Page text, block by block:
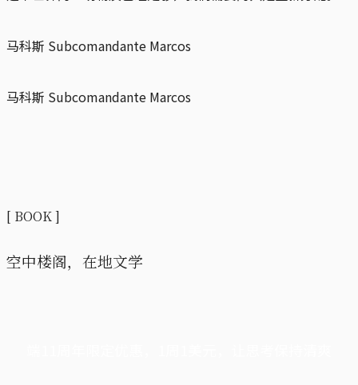
马科斯 Subcomandante Marcos
马科斯 Subcomandante Marcos
[ BOOK ]
空中楼阁，在地文学